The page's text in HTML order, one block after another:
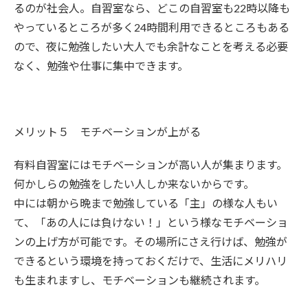
るのが社会人。自習室なら、どこの自習室も22時以降も
やっているところが多く24時間利用できるところもある
ので、夜に勉強したい大人でも余計なことを考える必要
なく、勉強や仕事に集中できます。
メリット５ モチベーションが上がる
有料自習室にはモチベーションが高い人が集まります。
何かしらの勉強をしたい人しか来ないからです。
中には朝から晩まで勉強している「主」の様な人もい
て、「あの人には負けない！」という様なモチベーショ
ンの上げ方が可能です。その場所にさえ行けば、勉強が
できるという環境を持っておくだけで、生活にメリハリ
も生まれますし、モチベーションも継続されます。